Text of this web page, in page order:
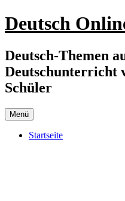
Zum
Inhalt
Deutsch
Deutsch-Themen
Deutschunterricht
Schüler
Menü
Startseite